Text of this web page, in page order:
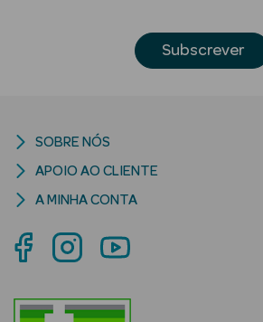
Solares Bebé e
Criança
Subscrever
SOBRE NÓS
APOIO AO CLIENTE
A MINHA CONTA